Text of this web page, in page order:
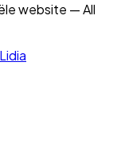
website — All
Lidia